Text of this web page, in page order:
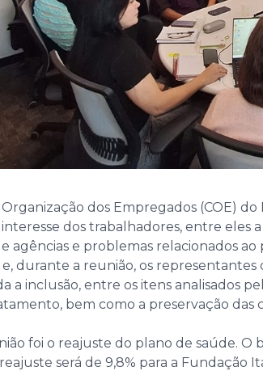
dos Empregados (COE)
dos trabalhadores, entre eles
agências e problemas relacionados ao
durante a reunião, os
a inclusão, entre os itens analisados
bem como a preservação
foi o reajuste do plano de saúde. O
será de 9,8% para a Fundação